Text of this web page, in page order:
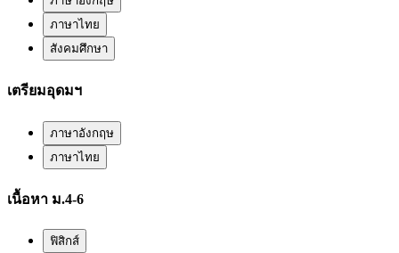
ภาษาไทย
สังคมศึกษา
เตรียมอุดมฯ
ภาษาอังกฤษ
ภาษาไทย
เนื้อหา ม.4-6
ฟิสิกส์